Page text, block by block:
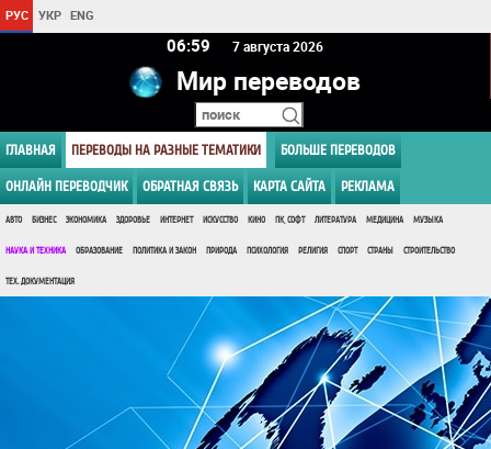
РУС УКР ENG
06:59 7 августа 2026
Мир переводов
ГЛАВНАЯ ПЕРЕВОДЫ НА РАЗНЫЕ ТЕМАТИКИ БОЛЬШЕ ПЕРЕВОДОВ
ОНЛАЙН ПЕРЕВОДЧИК ОБРАТНАЯ СВЯЗЬ КАРТА САЙТА РЕКЛАМА
АВТО БИЗНЕС ЭКОНОМИКА ЗДОРОВЬЕ ИНТЕРНЕТ ИСКУССТВО КИНО ПК, СОФТ ЛИТЕРАТУРА МЕДИЦИНА МУЗЫКА
НАУКА И ТЕХНИКА ОБРАЗОВАНИЕ ПОЛИТИКА И ЗАКОН ПРИРОДА ПСИХОЛОГИЯ РЕЛИГИЯ СПОРТ СТРАНЫ СТРОИТЕЛЬСТВО
ТЕХ. ДОКУМЕНТАЦИЯ